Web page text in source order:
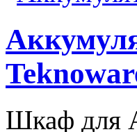
Шкаф для